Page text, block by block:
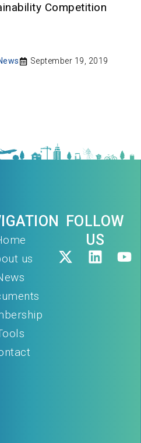
Competition
September 19, 2019
us
FOLLOW
US